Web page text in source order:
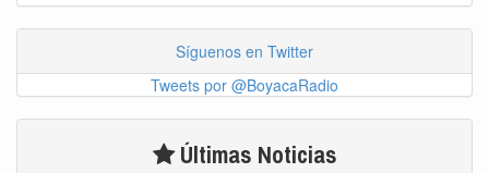
Síguenos en Twitter
Tweets por @BoyacaRadio
Últimas Noticias